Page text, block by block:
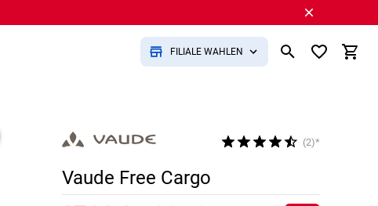
FILIALE WÄHLEN
(2)*
Vaude Free Cargo